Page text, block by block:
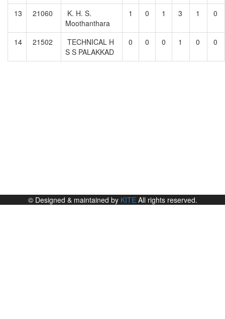
13 21060
K. H. S.
Moothanthara
1 0 1 3 1 0
14 21502
TECHNICAL H
S S PALAKKAD
0 0 0 1 0 0
© Designed & maintained by KITEAll rights reserved.